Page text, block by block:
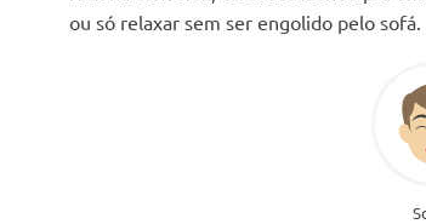
ou só relaxar sem ser engolido pelo sofá.